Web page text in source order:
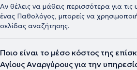
Αν θέλεις να μάθεις περισσότερα για
ένας Παθολόγος, μπορείς να
σελίδας αναζήτησης.
Ποιο είναι το μέσο κόστος της
Αγίους Αναργύρους για την